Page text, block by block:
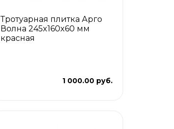
Тротуарная плитка Арго
Волна 245x160x60 мм
красная
1 000.00 руб.